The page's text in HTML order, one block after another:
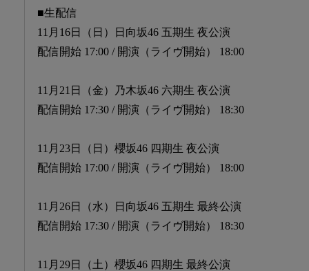
■生配信
11月16日（日）日向坂46 五期生 夜公演
配信開始 17:00 / 開演（ライヴ開始） 18:00
11月21日（金）乃木坂46 六期生 夜公演
配信開始 17:30 / 開演（ライヴ開始） 18:30
11月23日（日）櫻坂46 四期生 夜公演
配信開始 17:00 / 開演（ライヴ開始） 18:00
11月26日（水）日向坂46 五期生 最終公演
配信開始 17:30 / 開演（ライヴ開始） 18:30
11月29日（土）櫻坂46 四期生 最終公演